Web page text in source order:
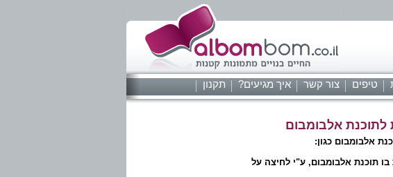
טיפים צור קשר איך מגיעים? תקנון
לתוכנת אלבומבום
אלבומבום כגון:
תוכנת אלבומבום, ע"י לחיצה על